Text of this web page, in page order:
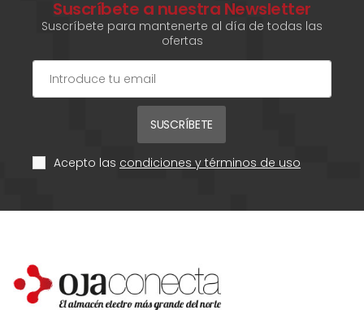
Suscríbete a nuestra Newsletter
Suscríbete para mantenerte al día de todas las
ofertas
SUSCRÍBETE
Acepto las condiciones y términos de uso